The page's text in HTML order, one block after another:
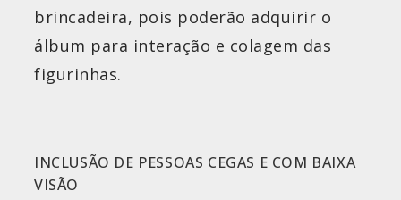
brincadeira, pois poderão adquirir o
álbum para interação e colagem das
figurinhas.
INCLUSÃO DE PESSOAS CEGAS E COM BAIXA
VISÃO